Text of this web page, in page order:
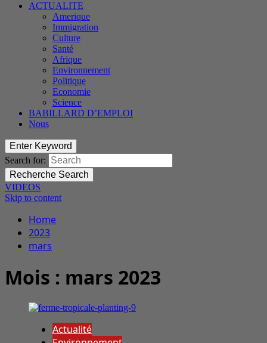
ACTUALITE
Amerique
Immigration
Culture
Santé
Afrique
Environnement
Politique
Economie
Science
BABILLARD D’EMPLOI
Nous
Enter Keyword
Search for:
Recherche Search
VIDEOS
Skip to content
Home
2023
mars
Mois : mars 2023
Actualité